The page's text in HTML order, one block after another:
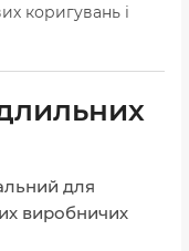
коригувань і
для
виробничих